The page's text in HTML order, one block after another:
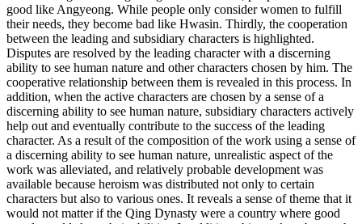
good like Angyeong. While people only consider women to fulfill
their needs, they become bad like Hwasin. Thirdly, the cooperation
between the leading and subsidiary characters is highlighted.
Disputes are resolved by the leading character with a discerning
ability to see human nature and other characters chosen by him. The
cooperative relationship between them is revealed in this process. In
addition, when the active characters are chosen by a sense of a
discerning ability to see human nature, subsidiary characters actively
help out and eventually contribute to the success of the leading
character. As a result of the composition of the work using a sense of
a discerning ability to see human nature, unrealistic aspect of the
work was alleviated, and relatively probable development was
available because heroism was distributed not only to certain
characters but also to various ones. It reveals a sense of theme that it
would not matter if the Qing Dynasty were a country where good